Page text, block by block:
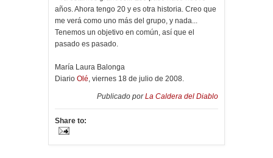
años. Ahora tengo 20 y es otra historia. Creo que
me verá como uno más del grupo, y nada...
Tenemos un objetivo en común, así que el
pasado es pasado.
María Laura Balonga
Diario Olé , viernes 18 de julio de 2008.
Publicado porLa Caldera del Diablo
Share to: